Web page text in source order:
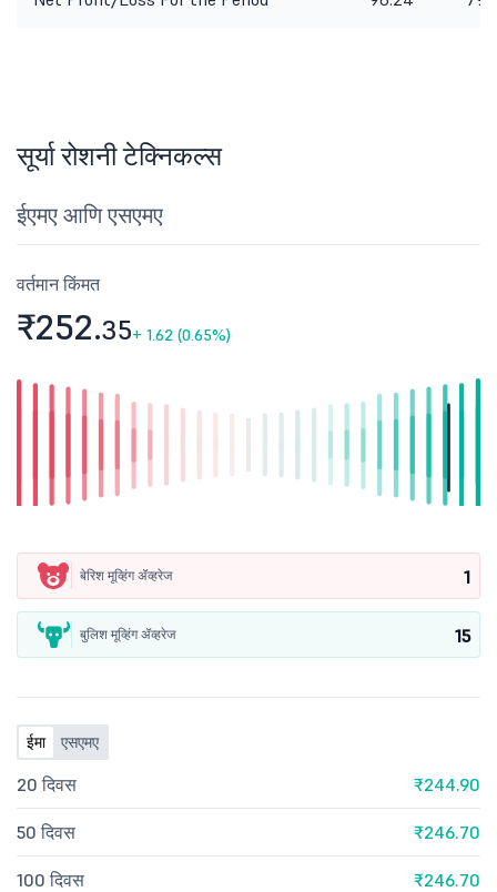
सूर्या रोशनी टेक्निकल्स
ईएमए आणि एसएमए
वर्तमान किंमत
₹252.35+ 1.62 (0.65%)
बेरिश मूव्हिंग ॲव्हरेज 1
बुलिश मूव्हिंग ॲव्हरेज 15
ईमा एसएमए
20 दिवस ₹244.90
50 दिवस ₹246.70
100 दिवस ₹246.70